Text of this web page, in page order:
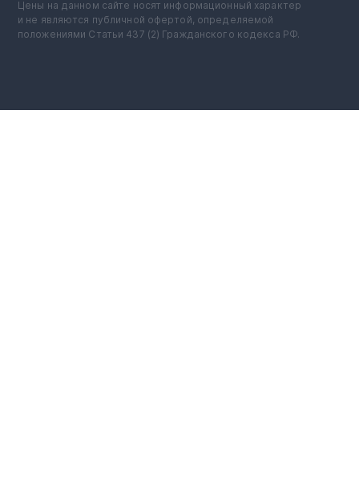
Цены на данном сайте носят информационный характер
и не являются публичной офертой, определяемой
положениями Статьи 437 (2) Гражданского кодекса РФ.